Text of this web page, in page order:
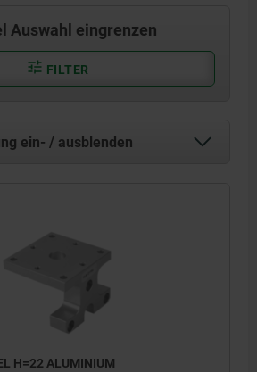
Auswahl eingrenzen
FILTER
ein- / ausblenden
H=22 ALUMINIUM